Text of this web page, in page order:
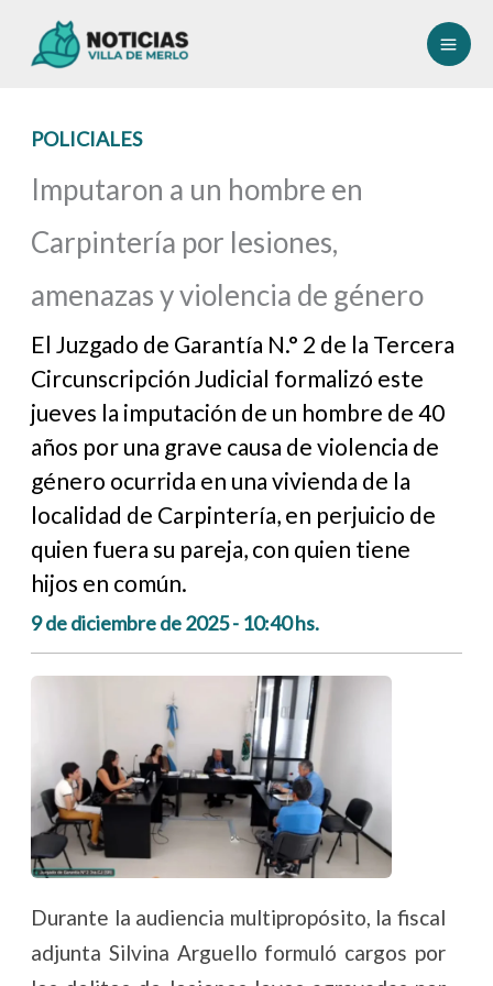
POLICIALES
Imputaron a un hombre en
Carpintería por lesiones,
amenazas y violencia de género
El Juzgado de Garantía N.° 2 de la Tercera
Circunscripción Judicial formalizó este
jueves la imputación de un hombre de 40
años por una grave causa de violencia de
género ocurrida en una vivienda de la
localidad de Carpintería, en perjuicio de
quien fuera su pareja, con quien tiene
hijos en común.
9 de diciembre de 2025 - 10:40 hs.
Durante la audiencia multipropósito, la fiscal
adjunta Silvina Arguello formuló cargos por